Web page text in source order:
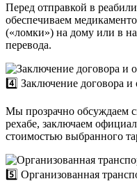
Перед отправкой в
обеспечиваем
(«ломки») на дому или в
перевода.
4️⃣ Заключение договора и
Мы прозрачно обсуждаем
рехабе, заключаем
стоимостью выбранного
5️⃣ Организованная